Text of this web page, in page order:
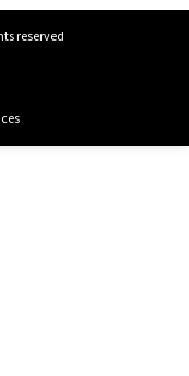
reserved